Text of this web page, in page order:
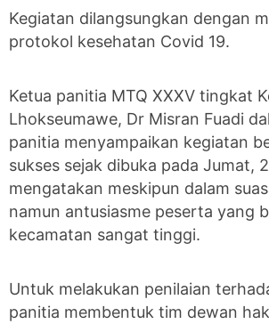
Kegiatan dilangsungkan dengan
protokol kesehatan Covid 19.
Ketua panitia MTQ XXXV tingkat
Lhokseumawe, Dr Misran Fuadi
panitia menyampaikan kegiatan
sukses sejak dibuka pada Jumat,
mengatakan meskipun dalam
namun antusiasme peserta yang
kecamatan sangat tinggi.
Untuk melakukan penilaian
panitia membentuk tim dewan